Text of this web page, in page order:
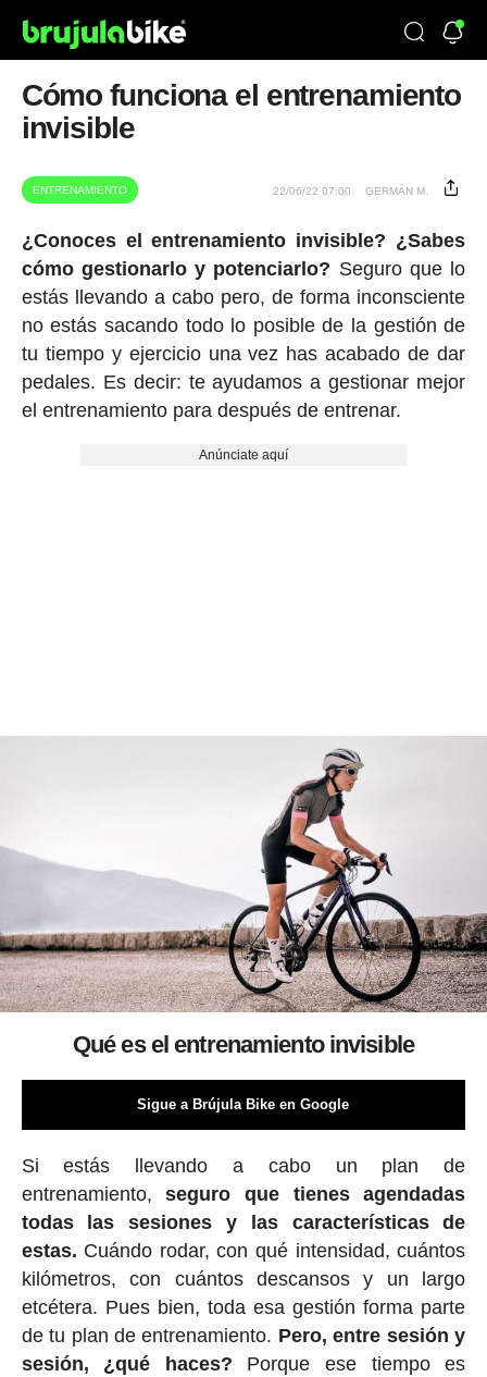
Cómo funciona el entrenamiento
invisible
ENTRENAMIENTO 22/06/22 07:00 GERMÁN M.
¿Conoces el entrenamiento invisible? ¿Sabes
cómo gestionarlo y potenciarlo? Seguro que lo
estás llevando a cabo pero, de forma inconsciente
no estás sacando todo lo posible de la gestión de
tu tiempo y ejercicio una vez has acabado de dar
pedales. Es decir: te ayudamos a gestionar mejor
el entrenamiento para después de entrenar.
Anúnciate aquí
Qué es el entrenamiento invisible
Sigue a Brújula Bike en Google
Si estás llevando a cabo un plan de
entrenamiento,seguro que tienes agendadas
todas las sesiones y las características de
estas. Cuándo rodar, con qué intensidad, cuántos
kilómetros, con cuántos descansos y un largo
etcétera. Pues bien, toda esa gestión forma parte
de tu plan de entrenamiento. Pero, entre sesión y
sesión, ¿qué haces? Porque ese tiempo es